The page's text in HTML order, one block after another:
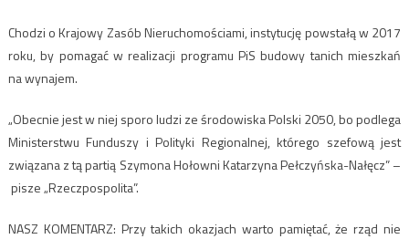
Chodzi o Krajowy Zasób Nieruchomościami, instytucję powstałą w 2017
roku, by pomagać w realizacji programu PiS budowy tanich mieszkań
na wynajem.
„Obecnie jest w niej sporo ludzi ze środowiska Polski 2050, bo podlega
Ministerstwu Funduszy i Polityki Regionalnej, którego szefową jest
związana z tą partią Szymona Hołowni Katarzyna Pełczyńska-Nałęcz” –
pisze „Rzeczpospolita”.
NASZ KOMENTARZ: Przy takich okazjach warto pamiętać, że rząd nie